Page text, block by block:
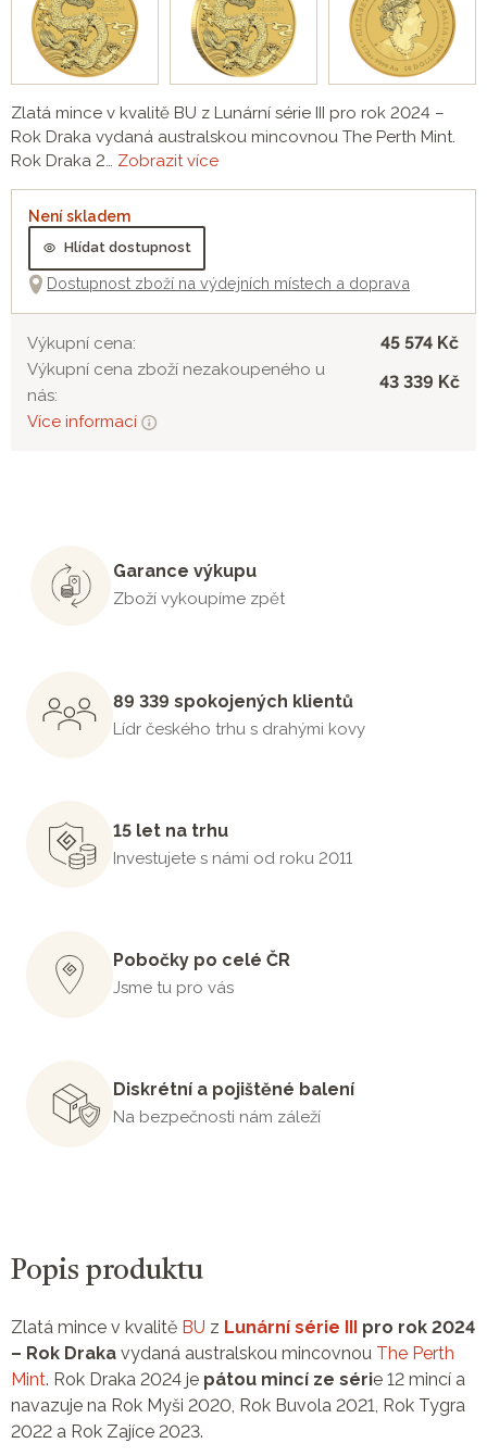
Zlatá mince v kvalitě BU z Lunární série III pro rok 2024 –
Rok Draka vydaná australskou mincovnou The Perth Mint.
Rok Draka 2… Zobrazit více
Není skladem
Hlídat dostupnost
Dostupnost zboží na výdejních místech a doprava
Výkupní cena: 45 574 Kč
Výkupní cena zboží nezakoupeného u
nás:
43 339 Kč
Více informací
Garance výkupu
Zboží vykoupíme zpět
89 339 spokojených klientů
Lídr českého trhu s drahými kovy
15 let na trhu
Investujete s námi od roku 2011
Pobočky po celé ČR
Jsme tu pro vás
Diskrétní a pojištěné balení
Na bezpečnosti nám záleží
Popis produktu
Zlatá mince v kvalitě BU z Lunární série III pro rok 2024
– Rok Draka vydaná australskou mincovnou The Perth
Mint. Rok Draka 2024 je pátou mincí ze série 12 mincí a
navazuje na Rok Myši 2020, Rok Buvola 2021, Rok Tygra
2022 a Rok Zajíce 2023.